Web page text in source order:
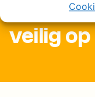
100%
veilig